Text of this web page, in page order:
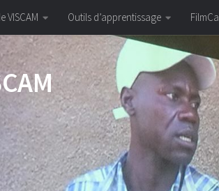
VISCAM Outils d’apprentissage